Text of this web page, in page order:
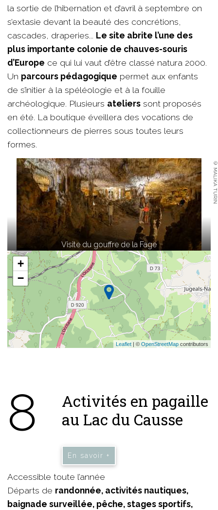
la sortie de l’hibernation et d’avril à septembre on
s’extasie devant la beauté des concrétions,
cascades, draperies... Le site abrite l’une des
plus importante colonie de chauves-souris
d’Europe ce qui lui vaut d’être classé natura 2000.
Un parcours pédagogique permet aux enfants
de s’initier à la spéléologie et à la fouille
archéologique. Plusieurs ateliers sont proposés
en été. La boutique éveillera des vocations de
collectionneurs de pierres sous toutes leurs
formes.
© MALIKA TURIN
Visite du gouffre de la Fage
+
−
Leaflet | © OpenStreetMap contributors
8
Activités en pagaille
au Lac du Causse
En savoir +
Accessible toute l’année
Départs de randonnée, activités nautiques,
baignade surveillée, pêche, stages sportifs,